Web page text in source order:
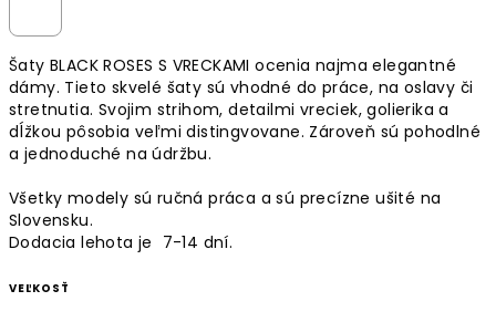
Šaty BLACK ROSES S VRECKAMI ocenia najma elegantné
dámy. Tieto skvelé šaty sú vhodné do práce, na oslavy či
stretnutia. Svojim strihom, detailmi vreciek, golierika a
dĺžkou pôsobia veľmi distingvovane. Zároveň sú pohodlné
a jednoduché na údržbu.
Všetky modely sú ručná práca a sú precízne ušité na
Slovensku.
Dodacia lehota je 7-14 dní.
VEĽKOSŤ